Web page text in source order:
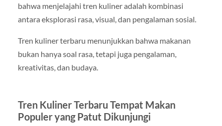
bahwa menjelajahi tren kuliner adalah kombinasi
antara eksplorasi rasa, visual, dan pengalaman sosial.
Tren kuliner terbaru menunjukkan bahwa makanan
bukan hanya soal rasa, tetapi juga pengalaman,
kreativitas, dan budaya.
Tren Kuliner Terbaru Tempat Makan
Populer yang Patut Dikunjungi